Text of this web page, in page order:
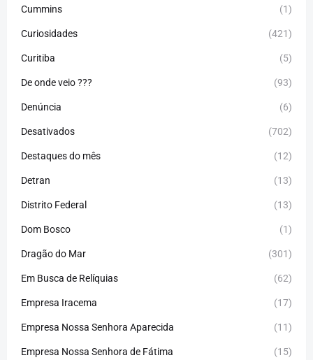
Cummins (1)
Curiosidades (421)
Curitiba (5)
De onde veio ??? (93)
Denúncia (6)
Desativados (702)
Destaques do mês (12)
Detran (13)
Distrito Federal (13)
Dom Bosco (1)
Dragão do Mar (301)
Em Busca de Relíquias (62)
Empresa Iracema (17)
Empresa Nossa Senhora Aparecida (11)
Empresa Nossa Senhora de Fátima (15)